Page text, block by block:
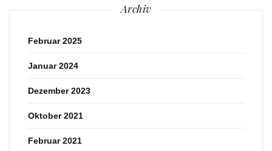
Archiv
Februar 2025
Januar 2024
Dezember 2023
Oktober 2021
Februar 2021